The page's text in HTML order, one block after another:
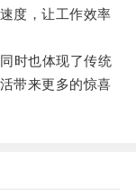
度，让工作效率
时也体现了传统
带来更多的惊喜